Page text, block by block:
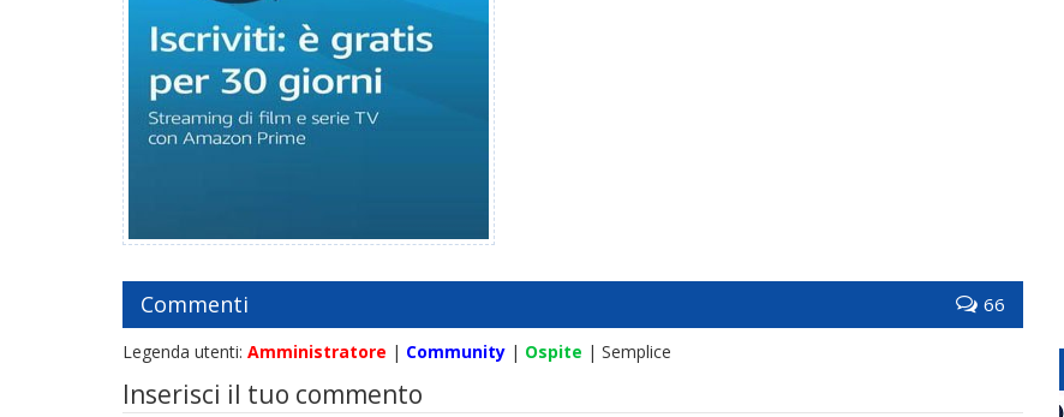
Commenti 66
Legenda utenti: Amministratore | Community | Ospite | Semplice
Inserisci il tuo commento